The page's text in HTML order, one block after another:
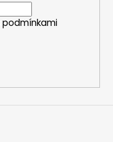
podmínkami